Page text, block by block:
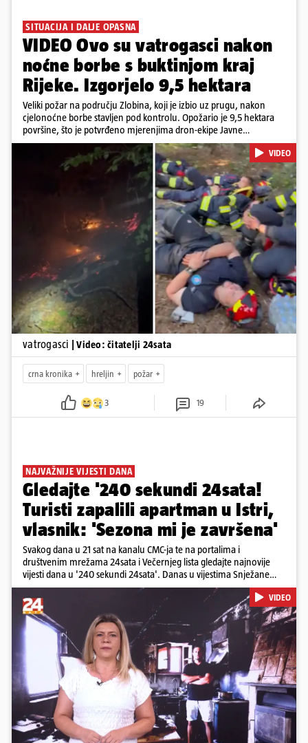
SITUACIJA I DALJE OPASNA
VIDEO Ovo su vatrogasci nakon
noćne borbe s buktinjom kraj
Rijeke. Izgorjelo 9,5 hektara
Veliki požar na području Zlobina, koji je izbio uz prugu, nakon
cjelonoćne borbe stavljen pod kontrolu. Opožario je 9,5 hektara
površine, što je potvrđeno mjerenjima dron-ekipe Javne
vatrogasne postrojbe grada Rijeke. Vatru je gasilo 55 ljudi sa 17
vozila te više DVD-ova i JVP Rijeka. Situacija je i dalje ozbiljna zbog
jakog vjetra koji povećava opasnost od razbuktavanja. Zato ostaju i
Pokretanje videa...
VIDEO
vatrogasci | Video: čitatelji 24sata
crna kronika hreljin požar
3 19
NAJVAŽNIJE VIJESTI DANA
Gledajte '240 sekundi 24sata!
Turisti zapalili apartman u Istri,
vlasnik: 'Sezona mi je završena'
Svakog dana u 21 sat na kanalu CMC-ja te na portalima i
društvenim mrežama 24sata i Večernjeg lista gledajte najnovije
vijesti dana u '240 sekundi 24sata'. Danas u vijestima Snježane
Krnetić: Turisti uništili apartman u Istri, 125 milijuna eura mogla bi
stajati sanacija otpada u Gospiću, u Osijeku pretukli nogometnog
suca, od utorka nove cijene goriva, rastu mirovine za 200 tisuća
branitelja...
Pokretanje videa...
VIDEO